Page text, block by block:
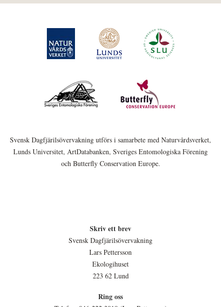
Svensk Dagfjärilsövervakning utförs i samarbete med Naturvårdsverket,
Lunds Universitet, ArtDatabanken, Sveriges Entomologiska Förening
och Butterfly Conservation Europe.
Skriv ett brev
Svensk Dagfjärilsövervakning
Lars Pettersson
Ekologihuset
223 62 Lund
Ring oss